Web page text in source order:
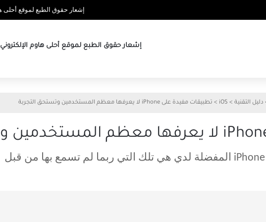
إشعار حقوق الطبع لموقع أحلى
إشعار حقوق الطبع لموقع أحلى هاوم الإلكتروني
دليل التقنية >
iOS
> تطبيقات مفيدة على iPhone لا يعرفها معظم المستخدمين وتستحق التجربة